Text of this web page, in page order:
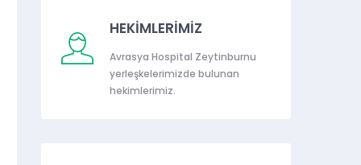
HEKİMLERİMİZ
Avrasya Hospital Zeytinburnu
yerleşkelerimizde bulunan
hekimlerimiz.